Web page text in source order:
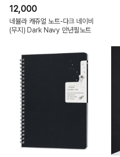
12,000
네뷸라 캐쥬얼 노트-다크 네이비
(무지) Dark Navy 만년필노트